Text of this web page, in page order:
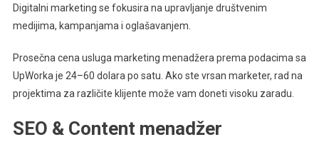
Digitalni marketing se fokusira na upravljanje društvenim
medijima, kampanjama i oglašavanjem.
Prosečna cena usluga marketing menadžera prema podacima sa
UpWorka je 24–60 dolara po satu. Ako ste vrsan marketer, rad na
projektima za različite klijente može vam doneti visoku zaradu.
SEO & Content menadžer